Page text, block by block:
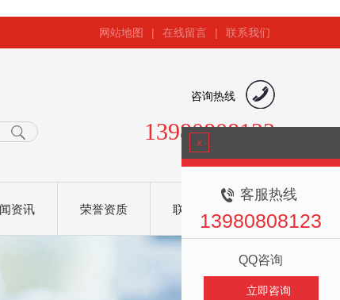
网站地图 | 在线留言 | 联系我们
咨询热线
13980808123
资讯 荣誉资质 联系我们
x
客服热线
13980808123
QQ咨询
立即咨询